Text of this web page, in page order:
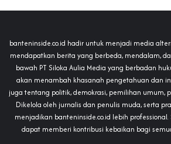
banteninside.co.id hadir untuk menjadi media
mendapatkan berita yang berbeda, mendalam,
bawah PT Siloka Aulia Media yang berbadan
akan menambah khasanah pengetahuan dan
juga tentang politik, demokrasi, pemilihan umum,
Dikelola oleh jurnalis dan penulis muda, serta
menjadikan banteninside.co.id lebih
dapat memberi kontribusi kebaikan bagi